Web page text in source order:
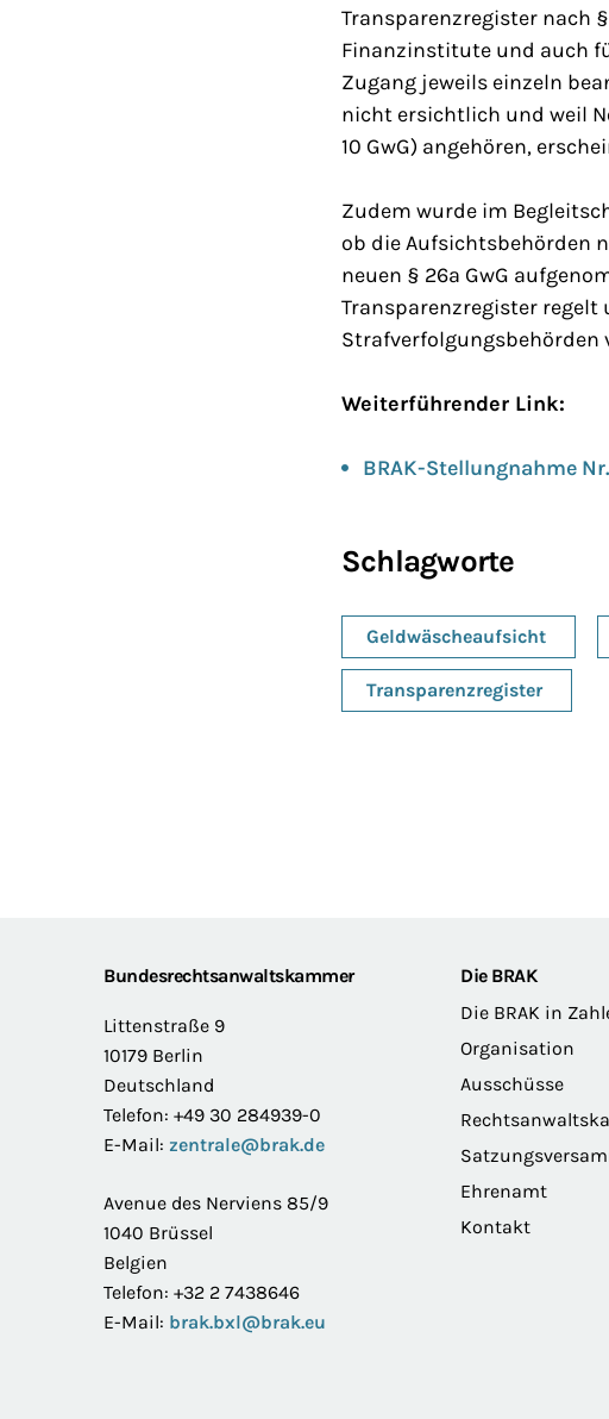
Transparenzregister nach
Finanzinstitute und auch
Zugang jeweils einzeln
nicht ersichtlich und weil
10 GwG) angehören,
Zudem wurde im
ob die Aufsichtsbehörden
neuen § 26a GwG
Transparenzregister
Strafverfolgungsbehörden
Weiterführender Link:
BRAK-Stellungnahme
Schlagworte
Geldwäscheaufsicht
Transparenzregister
FooterBundesrechtsanwaltskammer
Littenstraße 9
10179 Berlin
Deutschland
Telefon: +49 30 284939-0
E-Mail: zentrale@brak.de
Avenue des Nerviens 85/9
1040 Brüssel
Belgien
Telefon: +32 2 7438646
E-Mail: brak.bxl@brak.eu
Die BRAK
Die BRAK in
Organisation
Ausschüsse
Ehrenamt
Kontakt